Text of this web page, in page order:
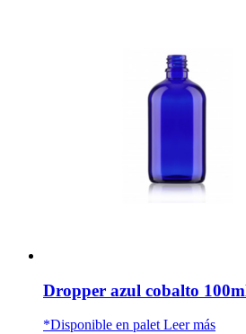
Dropper azul cobalto
*Disponible en palet Leer más